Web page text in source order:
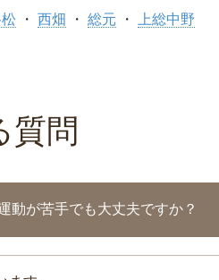
西畑 総元 上総中野
質問
動が苦手でも大丈夫ですか？